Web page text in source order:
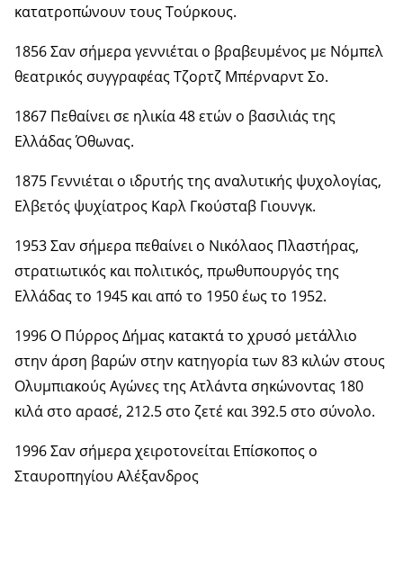
κατατροπώνουν τους Τούρκους.
1856 Σαν σήμερα γεννιέται ο βραβευμένος με Νόμπελ
θεατρικός συγγραφέας Τζορτζ Μπέρναρντ Σο.
1867 Πεθαίνει σε ηλικία 48 ετών ο βασιλιάς της
Ελλάδας Όθωνας.
1875 Γεννιέται ο ιδρυτής της αναλυτικής ψυχολογίας,
Ελβετός ψυχίατρος Καρλ Γκούσταβ Γιουνγκ.
1953 Σαν σήμερα πεθαίνει ο Νικόλαος Πλαστήρας,
στρατιωτικός και πολιτικός, πρωθυπουργός της
Ελλάδας το 1945 και από το 1950 έως το 1952.
1996 Ο Πύρρος Δήμας κατακτά το χρυσό μετάλλιο
στην άρση βαρών στην κατηγορία των 83 κιλών στους
Ολυμπιακούς Αγώνες της Ατλάντα σηκώνοντας 180
κιλά στο αρασέ, 212.5 στο ζετέ και 392.5 στο σύνολο.
1996 Σαν σήμερα χειροτονείται Επίσκοπος ο
Σταυροπηγίου Αλέξανδρος